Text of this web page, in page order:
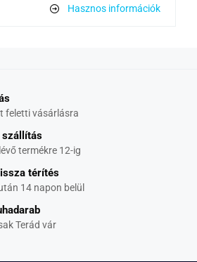
Hasznos információk
feletti vásárlásra
szállítás
termékre 12-ig
térítés
14 napon belül
Terád vár